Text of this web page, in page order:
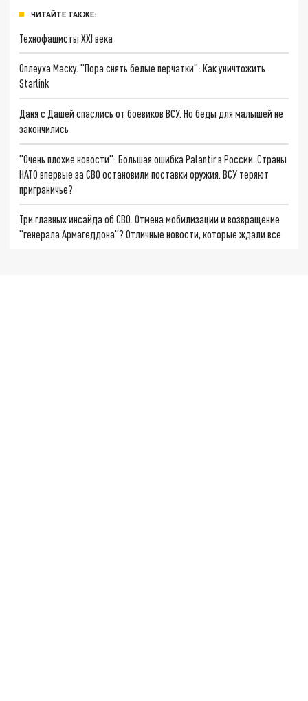
ЧИТАЙТЕ ТАКЖЕ:
Технофашисты XXI века
Оплеуха Маску. "Пора снять белые перчатки": Как уничтожить
Starlink
Даня с Дашей спаслись от боевиков ВСУ. Но беды для малышей не
закончились
"Очень плохие новости": Большая ошибка Palantir в России. Страны
НАТО впервые за СВО остановили поставки оружия. ВСУ теряют
приграничье?
Три главных инсайда об СВО. Отмена мобилизации и возвращение
"генерала Армагеддона"? Отличные новости, которые ждали все